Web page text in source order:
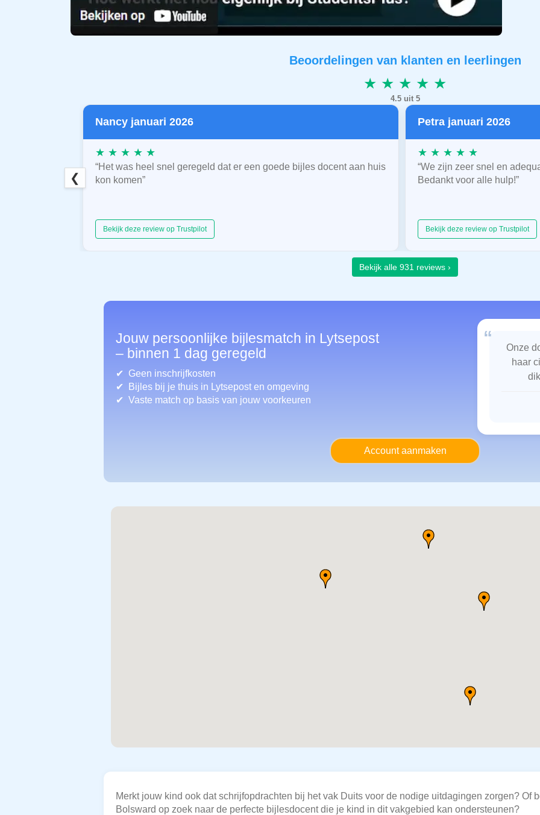
Beoordelingen van klanten en leerlingen
★ ★ ★ ★ ★
4.5 uit 5
Nancy januari 2026
★ ★ ★ ★ ★
“Het was heel snel geregeld dat er een goede bijles docent aan huis
kon komen”
Bekijk deze review op Trustpilot
Petra januari 2026
★ ★ ★ ★ ★
“We zijn zeer snel en
Bedankt voor alle hulp!”
Bekijk deze review op Trustpilot
❮
Bekijk alle 931 reviews ›
Jouw persoonlijke bijlesmatch in Lytsepost
– binnen 1 dag geregeld
Geen inschrijfkosten
Bijles bij je thuis in Lytsepost en omgeving
Vaste match op basis van jouw voorkeuren
“
Onze
haar
Account aanmaken
Merkt jouw kind ook dat schrijfopdrachten bij het vak Duits voor de nodige uitdagingen zorgen? Of
Bolsward op zoek naar de perfecte bijlesdocent die je kind in dit vakgebied kan ondersteunen?